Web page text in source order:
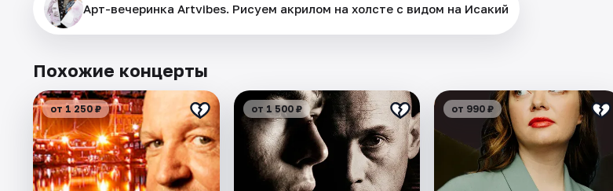
Арт-вечеринка Artvibes. Рисуем акрилом на холсте с видом на Исакий
Похожие концерты
от 1 250 ₽ от 1 500 ₽ от 990 ₽